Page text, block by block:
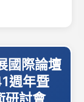
國際論壇
週年暨
研討會